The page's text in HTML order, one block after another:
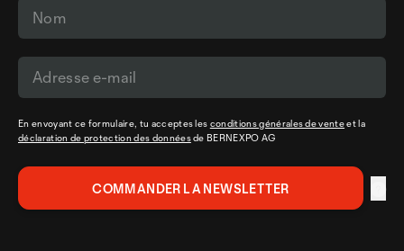
En envoyant ce formulaire, tu acceptes les conditions générales de venteet la
déclaration de protection des donnéesde BERNEXPO AG